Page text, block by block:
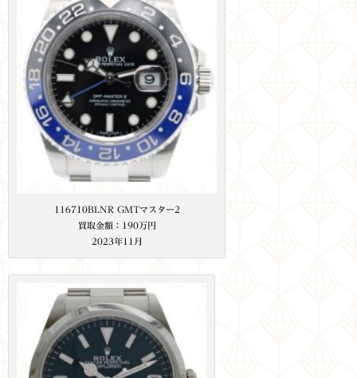
116710BLNR GMTマスター2
買取金額：190万円
2023年11月